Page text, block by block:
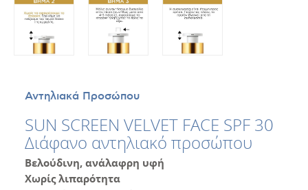
Αντηλιακά Προσώπου
SUN SCREEN VELVET FACE SPF 30
Διάφανο αντηλιακό προσώπου
Βελούδινη, ανάλαφρη υφή
Χωρίς λιπαρότητα